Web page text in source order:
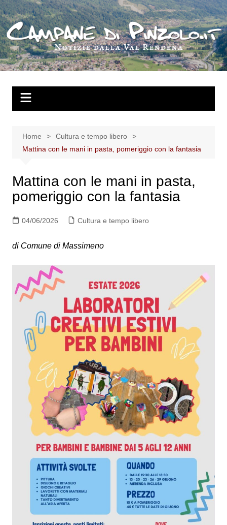
Salta
al
contenuto
Home
Cultura e tempo libero
Mattina con le mani in pasta, pomeriggio con la fantasia
Mattina con le mani in pasta,
pomeriggio con la fantasia
04/06/2026 Cultura e tempo libero
di Comune di Massimeno